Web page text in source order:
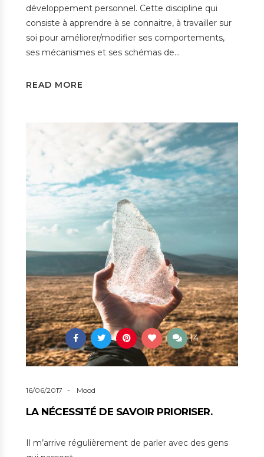
développement personnel. Cette discipline qui
consiste à apprendre à se connaitre, à travailler sur
soi pour améliorer/modifier ses comportements,
ses mécanismes et ses schémas de…
READ MORE
14
16/06/2017 Mood
LA NÉCESSITÉ DE SAVOIR PRIORISER.
Il m’arrive régulièrement de parler avec des gens